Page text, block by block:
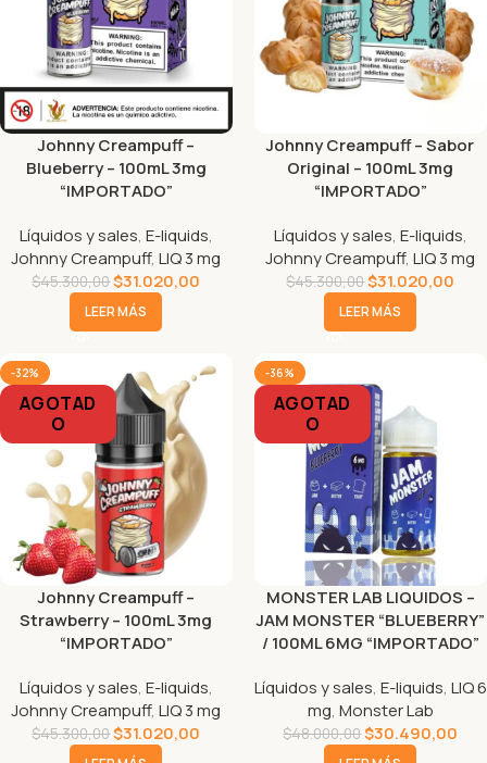
Johnny Creampuff –
Blueberry – 100mL 3mg
“IMPORTADO”
Líquidos y sales, E-liquids,
Johnny Creampuff,LIQ 3 mg
$45.300,00$31.020,00
LEER MÁS
Johnny Creampuff – Sabor
Original – 100mL 3mg
“IMPORTADO”
Líquidos y sales, E-liquids,
Johnny Creampuff,LIQ 3 mg
$45.300,00$31.020,00
LEER MÁS
-32%
AGOTAD
O
Johnny Creampuff –
Strawberry – 100mL 3mg
“IMPORTADO”
Líquidos y sales, E-liquids,
Johnny Creampuff,LIQ 3 mg
$45.300,00$31.020,00
-36%
AGOTAD
O
MONSTER LAB LIQUIDOS –
JAM MONSTER “BLUEBERRY”
/ 100ML 6MG “IMPORTADO”
Líquidos y sales, E-liquids, LIQ 6
mg, Monster Lab
$48.000,00$30.490,00